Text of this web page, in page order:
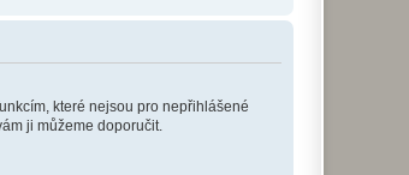
které nejsou pro nepřihlášené
ji můžeme doporučit.